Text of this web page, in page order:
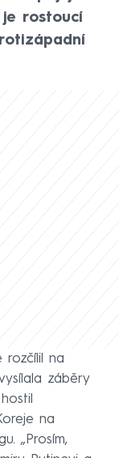
je rostoucí
rozčílil na
záběry
na
„Prosím,